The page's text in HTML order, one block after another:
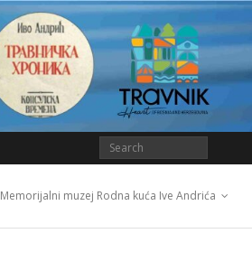
Memorijalni muzej Rodna kuća Ive Andrića